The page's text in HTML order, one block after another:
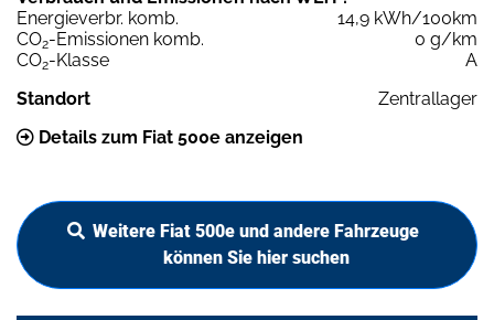
Energieverbr. komb.
14,9 kWh/100km
CO2-Emissionen komb.
0 g/km
CO2-Klasse
A
Standort
Zentrallager
Details zum Fiat 500e anzeigen
Weitere Fiat 500e und andere Fahrzeuge
können Sie hier suchen